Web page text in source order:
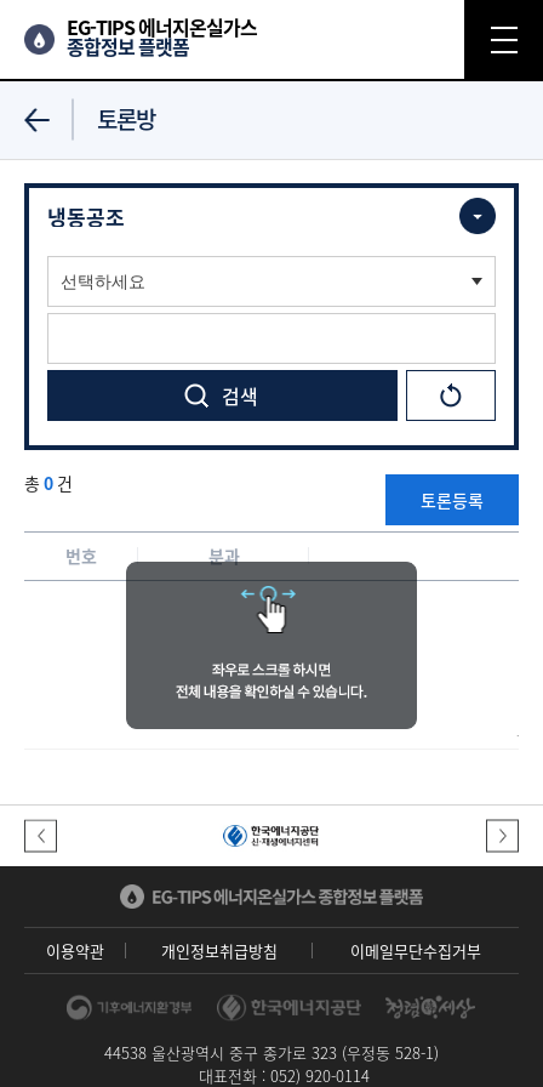
EG-TIPS 에너지온실가스
종합정보 플랫폼
토론방
총 0 건
토론등록
번호 분과
토
이용약관 개인정보취급방침 이메일무단수집거부
44538 울산광역시 중구 종가로 323 (우정동 528-1)
대표전화 : 052) 920-0114